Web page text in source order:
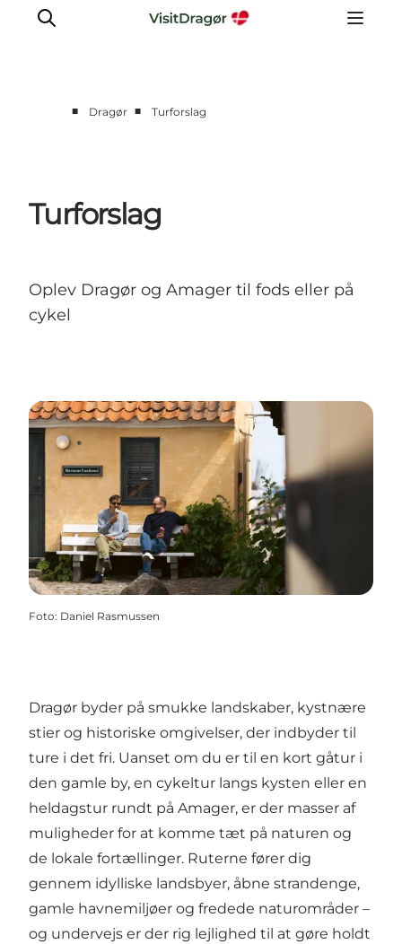
Byliv & Mad
Natur & Friluftsliv
Praktisk
■ Dragør ■ Turforslag
Turforslag
Oplev Dragør og Amager til fods eller på
cykel
Foto: Daniel Rasmussen
Dragør byder på smukke landskaber, kystnære
stier og historiske omgivelser, der indbyder til
ture i det fri. Uanset om du er til en kort gåtur i
den gamle by, en cykeltur langs kysten eller en
heldagstur rundt på Amager, er der masser af
muligheder for at komme tæt på naturen og
de lokale fortællinger. Ruterne fører dig
gennem idylliske landsbyer, åbne strandenge,
gamle havnemiljøer og fredede naturområder –
og undervejs er der rig lejlighed til at gøre holdt